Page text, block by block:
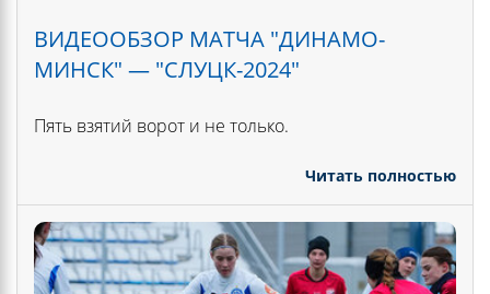
ВИДЕООБЗОР МАТЧА "ДИНАМО-
МИНСК" — "СЛУЦК-2024"
Пять взятий ворот и не только.
Читать полностью